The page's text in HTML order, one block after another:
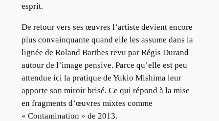
esprit.
De retour vers ses œuvres l’artiste devient encore
plus convainquante quand elle les assume dans la
lignée de Roland Barthes revu par Régis Durand
autour de l’image pensive. Parce qu’elle est peu
attendue ici la pratique de Yukio Mishima leur
apporte son miroir brisé. Ce qui répond à la mise
en fragments d’œuvres mixtes comme
« Contamination » de 2013.